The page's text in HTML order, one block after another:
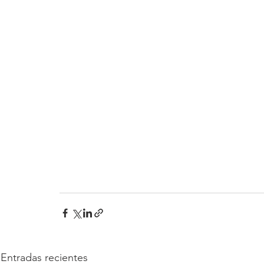
Entradas recientes